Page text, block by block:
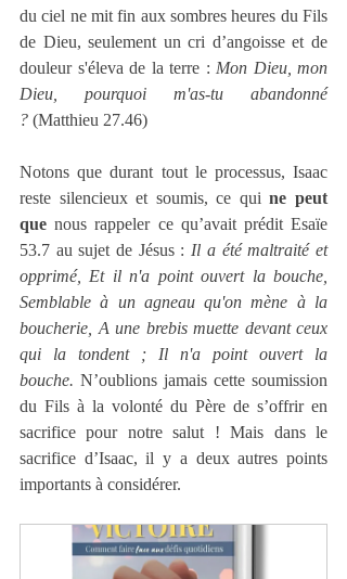
du ciel ne mit fin aux sombres heures du Fils
de Dieu, seulement un cri d’angoisse et de
douleur s'éleva de la terre : Mon Dieu, mon
Dieu, pourquoi m'as-tu abandonné
? (Matthieu 27.46)
Notons que durant tout le processus, Isaac
reste silencieux et soumis, ce qui ne peut
que nous rappeler ce qu’avait prédit Esaïe
53.7 au sujet de Jésus : Il a été maltraité et
opprimé, Et il n'a point ouvert la bouche,
Semblable à un agneau qu'on mène à la
boucherie, A une brebis muette devant ceux
qui la tondent ; Il n'a point ouvert la
bouche. N’oublions jamais cette soumission
du Fils à la volonté du Père de s’offrir en
sacrifice pour notre salut ! Mais dans le
sacrifice d’Isaac, il y a deux autres points
importants à considérer.